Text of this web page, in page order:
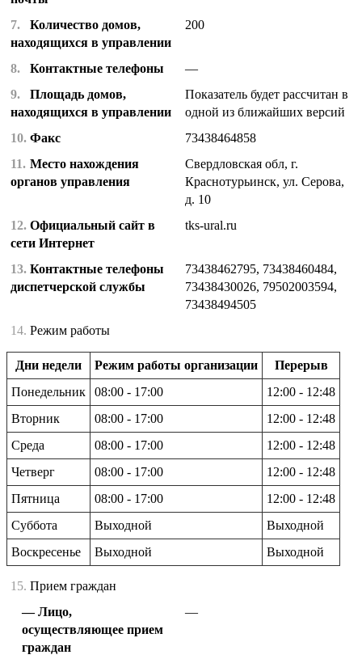
7.
Количество домов,
находящихся в управлении
200
8. Контактные телефоны
—
9.
Площадь домов,
находящихся в управлении
Показатель будет рассчитан в
одной из ближайших версий
10. Факс
73438464858
11. Место нахождения
органов управления
Свердловская обл, г.
Краснотурьинск, ул. Серова,
д. 10
12. Официальный сайт в
сети Интернет
tks-ural.ru
13. Контактные телефоны
диспетчерской службы
73438462795, 73438460484,
73438430026, 79502003594,
73438494505
14. Режим работы
Дни недели Режим работы организации
Перерыв
Понедельник
08:00 - 17:00
12:00 - 12:48
Вторник
08:00 - 17:00
12:00 - 12:48
Среда
08:00 - 17:00
12:00 - 12:48
Четверг
08:00 - 17:00
12:00 - 12:48
Пятница
08:00 - 17:00
12:00 - 12:48
Суббота
Выходной
Выходной
Воскресенье
Выходной Выходной
15. Прием граждан
Лицо,
осуществляющее прием
граждан
—